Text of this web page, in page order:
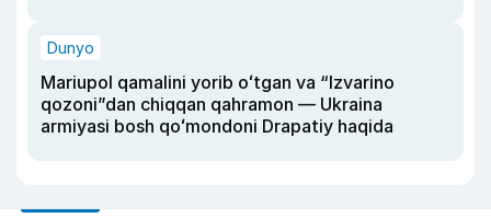
Dunyo
Mariupol qamalini yorib oʻtgan va “Izvarino
qozoni”dan chiqqan qahramon — Ukraina
armiyasi bosh qoʻmondoni Drapatiy haqida